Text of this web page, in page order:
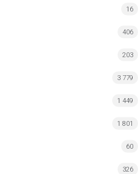
16
406
203
3 779
1 449
1 801
60
326